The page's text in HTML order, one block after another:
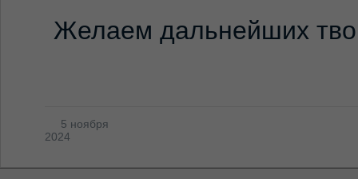
⁣Желаем дальнейших
5 ноября
2024